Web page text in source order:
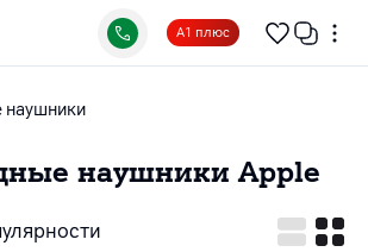
А1 плюс
наушники
наушники Apple